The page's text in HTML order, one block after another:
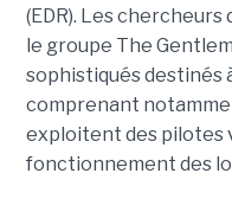
(EDR). Les
le groupe The
sophistiqués destinés
comprenant
exploitent des pilotes
fonctionnement des